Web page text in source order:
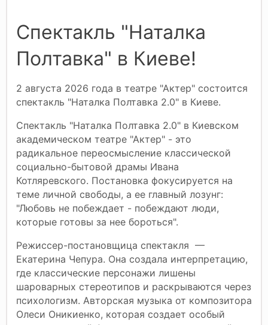
Спектакль "Наталка
Полтавка" в Киеве!
2 августа 2026 года в театре "Актер" состоится
спектакль "Наталка Полтавка 2.0" в Киеве.
Спектакль "Наталка Полтавка 2.0" в Киевском
академическом театре "Актер" - это
радикальное переосмысление классической
социально-бытовой драмы Ивана
Котляревского. Постановка фокусируется на
теме личной свободы, а ее главный лозунг:
"Любовь не побеждает - побеждают люди,
которые готовы за нее бороться".
Режиссер-постановщица спектакля —
Екатерина Чепура. Она создала интерпретацию,
где классические персонажи лишены
шароварных стереотипов и раскрываются через
психологизм. Авторская музыка от композитора
Олеси Оникиенко, которая создает особый